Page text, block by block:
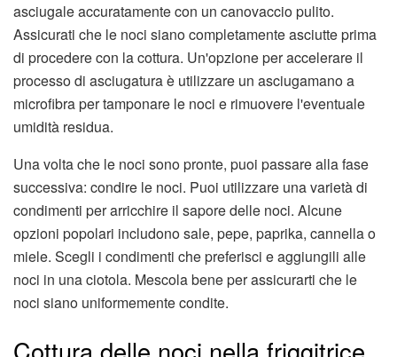
asciugale accuratamente con un canovaccio pulito.
Assicurati che le noci siano completamente asciutte prima
di procedere con la cottura. Un'opzione per accelerare il
processo di asciugatura è utilizzare un asciugamano a
microfibra per tamponare le noci e rimuovere l'eventuale
umidità residua.
Una volta che le noci sono pronte, puoi passare alla fase
successiva: condire le noci. Puoi utilizzare una varietà di
condimenti per arricchire il sapore delle noci. Alcune
opzioni popolari includono sale, pepe, paprika, cannella o
miele. Scegli i condimenti che preferisci e aggiungili alle
noci in una ciotola. Mescola bene per assicurarti che le
noci siano uniformemente condite.